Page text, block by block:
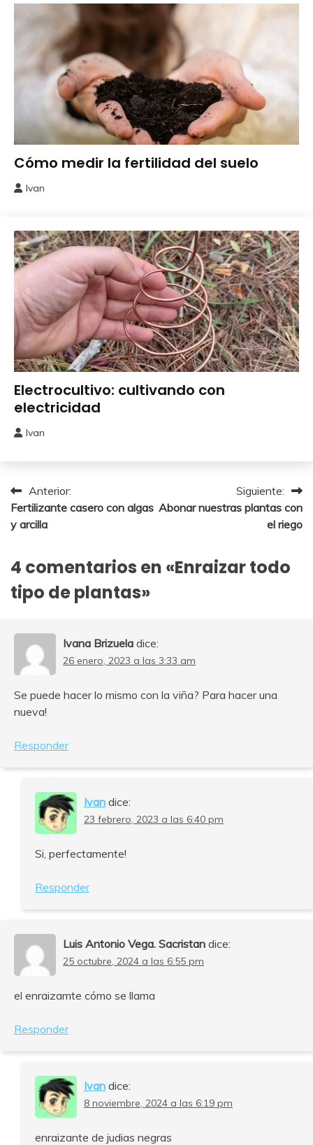
Experimentos
Cómo medir la fertilidad del suelo
2026
Ivan
Experimentos
Electrocultivo: cultivando con
electricidad
febrero,
Ivan
Navegación
de
Anterior:
Fertilizante casero con algas
y arcilla
Siguiente:
Abonar nuestras plantas con
el riego
4 comentarios en «Enraizar todo
tipo de plantas»
Ivana Brizuela dice:
26 enero, 2023 a las 3:33 am
Se puede hacer lo mismo con la viña? Para hacer una
nueva!
Responder
Ivan dice:
23 febrero, 2023 a las 6:40 pm
Si, perfectamente!
Responder
Luis Antonio Vega. Sacristan dice:
25 octubre, 2024 a las 6:55 pm
el enraizamte cómo se llama
Responder
Ivan dice:
8 noviembre, 2024 a las 6:19 pm
enraizante de judias negras